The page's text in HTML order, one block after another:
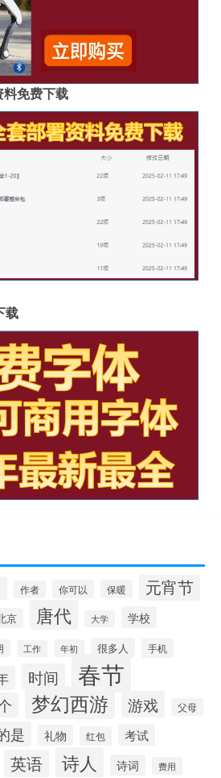
免费下载
载
作者 你可以 保暖 元宵节
京 唐代 大学 学校
工作 年初 很多人 手机
时间 春节
梦幻西游 游戏 父母
是 礼物 红包 考试
英语 诗人 诗词 费用